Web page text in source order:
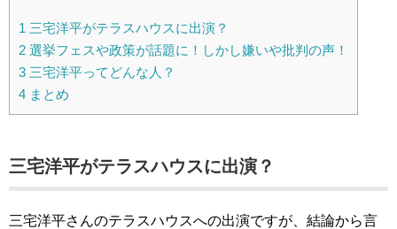
1 三宅洋平がテラスハウスに出演？
2 選挙フェスや政策が話題に！しかし嫌いや批判の声！
3 三宅洋平ってどんな人？
4 まとめ
三宅洋平がテラスハウスに出演？
三宅洋平さんのテラスハウスへの出演ですが、結論から言